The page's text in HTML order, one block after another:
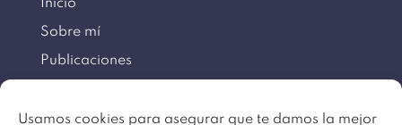
Usamos cookies para asegurar que te damos la mejor
Inicio
Sobre mí
Publicaciones
Información